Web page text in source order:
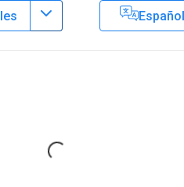
Español
Loading...